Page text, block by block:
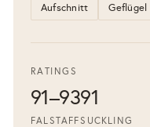
Aufschnitt Geflügel
RATINGS
91–93
FALSTAFF
91
SUCKLING